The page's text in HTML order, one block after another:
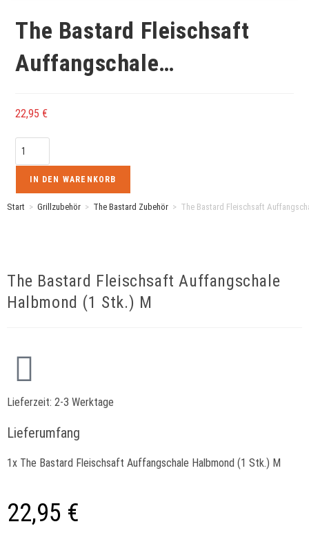
The Bastard Fleischsaft
Auffangschale…
22,95 €
IN DEN WARENKORB
Start > Grillzubehör > The Bastard Zubehör > The Bastard Fleischsaft
The Bastard Fleischsaft Auffangschale
Halbmond (1 Stk.) M
Lieferzeit: 2-3 Werktage
Lieferumfang
1x The Bastard Fleischsaft Auffangschale Halbmond (1 Stk.) M
22,95 €